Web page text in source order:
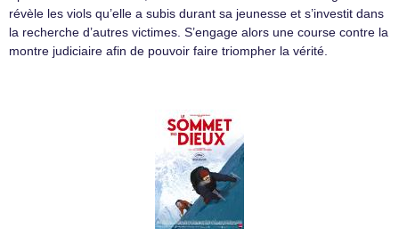
révèle les viols qu’elle a subis durant sa jeunesse et s’investit dans
la recherche d’autres victimes. S’engage alors une course contre la
montre judiciaire afin de pouvoir faire triompher la vérité.